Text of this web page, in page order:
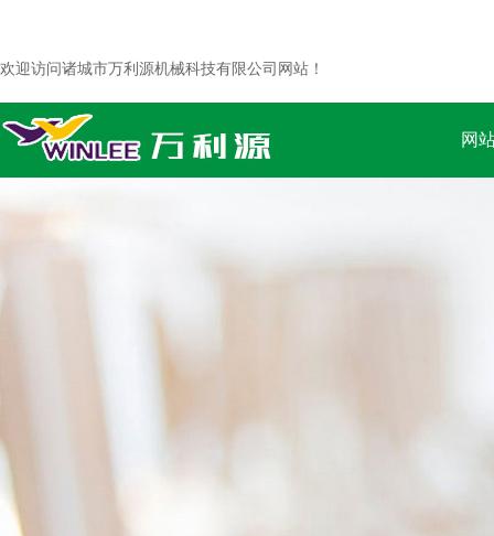
欢迎访问诸城市万利源机械科技有限公司网站！
网